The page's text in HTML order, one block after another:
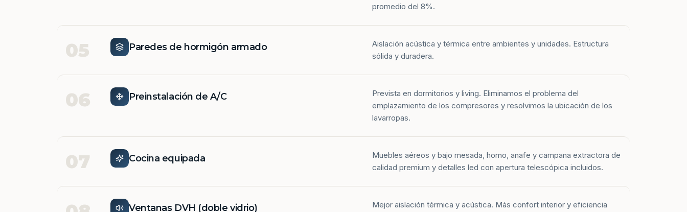
promedio del 8%.
05 Paredes de hormigón armado
Aislación acústica y térmica entre ambientes y unidades. Estructura
sólida y duradera.
06 Preinstalación de A/C
Prevista en dormitorios y living. Eliminamos el problema del
emplazamiento de los compresores y resolvimos la ubicación de los
lavarropas.
07 Cocina equipada
Muebles aéreos y bajo mesada, horno, anafe y campana extractora de
calidad premium y detalles led con apertura telescópica incluidos.
Ventanas DVH (doble vidrio) Mejor aislación térmica y acústica. Más confort interior y eficiencia